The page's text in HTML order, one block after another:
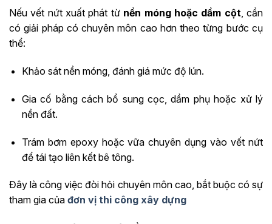
Nếu vết nứt xuất phát từ nền móng hoặc dầm cột, cần
có giải pháp có chuyên môn cao hơn theo từng bước cụ
thể:
Khảo sát nền móng, đánh giá mức độ lún.
Gia cố bằng cách bổ sung cọc, dầm phụ hoặc xử lý
nền đất.
Trám bơm epoxy hoặc vữa chuyên dụng vào vết nứt
để tái tạo liên kết bê tông.
Đây là công việc đòi hỏi chuyên môn cao, bắt buộc có sự
tham gia của đơn vị thi công xây dựng